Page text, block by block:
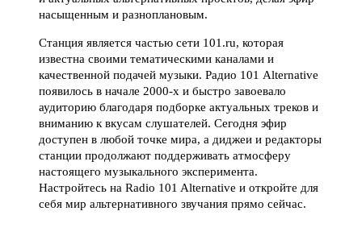
насыщенным и разноплановым.
Станция является частью сети 101.ru, которая
известна своими тематическими каналами и
качественной подачей музыки. Радио 101 Alternative
появилось в начале 2000-х и быстро завоевало
аудиторию благодаря подборке актуальных треков и
вниманию к вкусам слушателей. Сегодня эфир
доступен в любой точке мира, а диджеи и редакторы
станции продолжают поддерживать атмосферу
настоящего музыкального эксперимента.
Настройтесь на Radio 101 Alternative и откройте для
себя мир альтернативного звучания прямо сейчас.